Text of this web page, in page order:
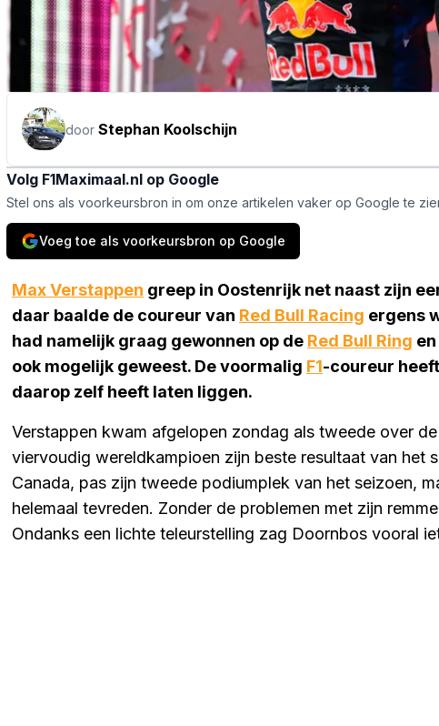
door Stephan Koolschijn
Volg F1Maximaal.nl op Google
Stel ons als voorkeursbron in om onze artikelen vaker op Google te
Voeg toe als voorkeursbron op Google
Max Verstappen greep in Oostenrijk net naast zijn
daar baalde de coureur van Red Bull Racing ergens
had namelijk graag gewonnen op de Red Bull Ring
ook mogelijk geweest. De voormalig F1-coureur
daarop zelf heeft laten liggen.
Verstappen kwam afgelopen zondag als tweede over
viervoudig wereldkampioen zijn beste resultaat van het
Canada, pas zijn tweede podiumplek van het seizoen,
helemaal tevreden. Zonder de problemen met zijn
Ondanks een lichte teleurstelling zag Doornbos vooral